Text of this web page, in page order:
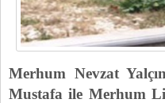
Merhum Nevzat
Mustafa ile Merhum